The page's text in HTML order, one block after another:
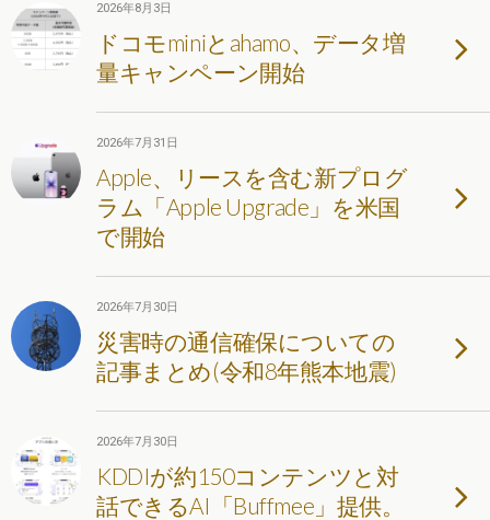
2026年8月3日
ドコモminiとahamo、データ増
量キャンペーン開始
2026年7月31日
Apple、リースを含む新プログ
ラム「Apple Upgrade」を米国
で開始
2026年7月30日
災害時の通信確保についての
記事まとめ(令和8年熊本地震)
2026年7月30日
KDDIが約150コンテンツと対
話できるAI「Buffmee」提供。